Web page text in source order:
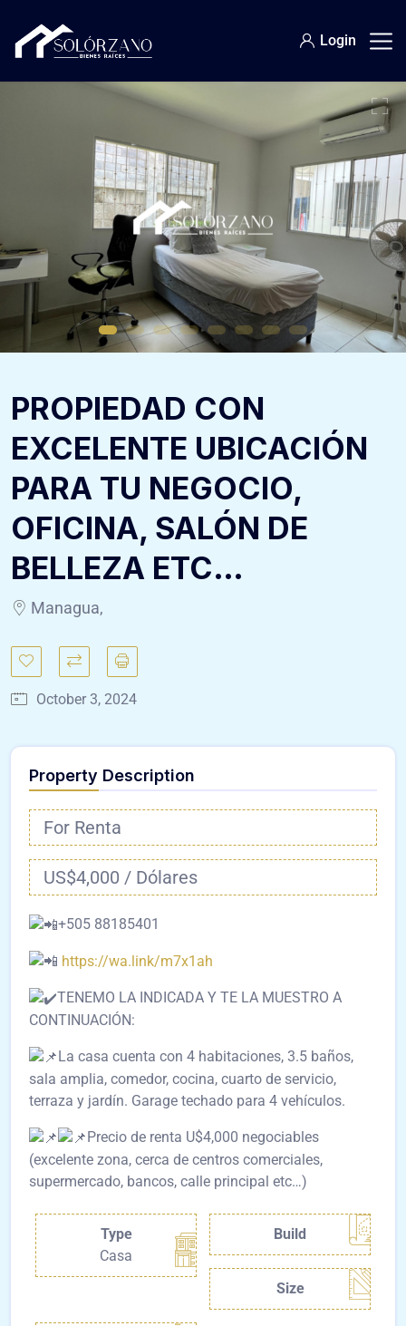
Login
PROPIEDAD CON
EXCELENTE UBICACIÓN
PARA TU NEGOCIO,
OFICINA, SALÓN DE
BELLEZA ETC…
Managua,
October 3, 2024
Property Description
For Renta
US$4,000 / Dólares
+505 88185401
https://wa.link/m7x1ah
TENEMO LA INDICADA Y TE LA MUESTRO A
CONTINUACIÓN:
La casa cuenta con 4 habitaciones, 3.5 baños,
sala amplia, comedor, cocina, cuarto de servicio,
terraza y jardín. Garage techado para 4 vehículos.
Precio de renta U$4,000 negociables
(excelente zona, cerca de centros comerciales,
supermercado, bancos, calle principal etc…)
Type
Casa
Build
Size